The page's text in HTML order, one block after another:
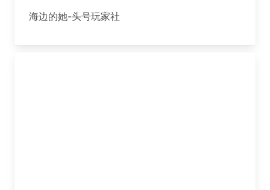
海边的她-头号玩家社